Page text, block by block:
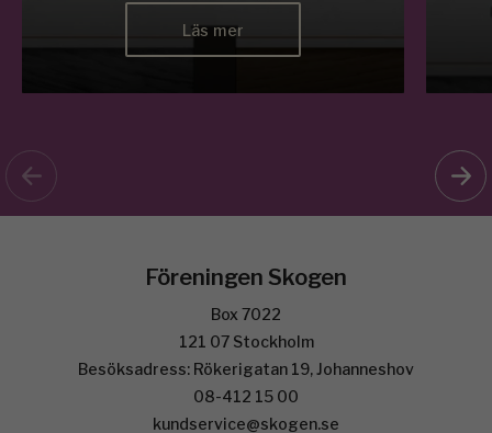
Läs mer
Föreningen Skogen
Box 7022
121 07 Stockholm
Besöksadress: Rökerigatan 19, Johanneshov
08-412 15 00
kundservice@skogen.se